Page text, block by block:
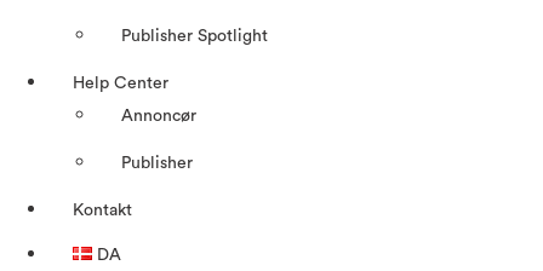
Publisher Spotlight
Help Center
Annoncør
Publisher
Kontakt
DA